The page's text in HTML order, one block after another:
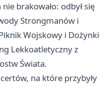
brakowało: odbył się
Strongmanów i
Wojskowy i Dożynki
Lekkoatletyczny z
Świata.
na które przybyły